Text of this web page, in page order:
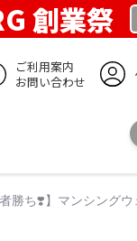
創業祭
ご利用案内
お問い合わせ
勝ち❣️】マンシング